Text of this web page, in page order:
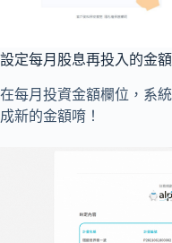
設定每月股息再投入的金額
在每月投資金額欄位，系
成新的金額唷！